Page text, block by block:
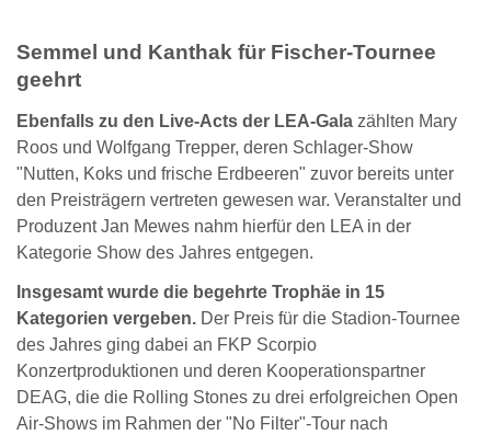
Semmel und Kanthak für Fischer-Tournee
geehrt
Ebenfalls zu den Live-Acts der LEA-Gala zählten Mary
Roos und Wolfgang Trepper, deren Schlager-Show
"Nutten, Koks und frische Erdbeeren" zuvor bereits unter
den Preisträgern vertreten gewesen war. Veranstalter und
Produzent Jan Mewes nahm hierfür den LEA in der
Kategorie Show des Jahres entgegen.
Insgesamt wurde die begehrte Trophäe in 15
Kategorien vergeben. Der Preis für die Stadion-Tournee
des Jahres ging dabei an FKP Scorpio
Konzertproduktionen und deren Kooperationspartner
DEAG, die die Rolling Stones zu drei erfolgreichen Open
Air-Shows im Rahmen der "No Filter"-Tour nach